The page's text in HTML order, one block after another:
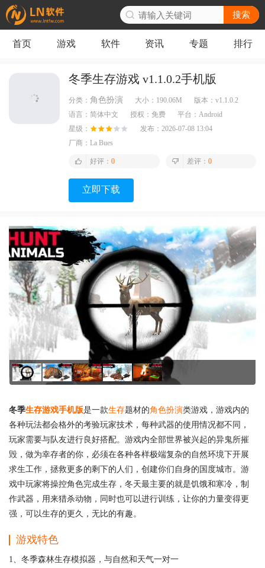
搜索
首页 游戏 软件 资讯 专题 排行
冬季生存游戏 v1.1.0.2手机版
分类： 角色扮演 大小： 190.06M 版本： v1.1.0.2
语言： 简体中文 授权： 免费 平台： Android
星级：
发布： 2026-07-08 13:04
厂商： La Bues
好评： 0 差评： 0
立即下载
冬季生存游戏手机版是一款生存题材的角色扮演类游戏，游戏内的
各种玩法都会格外的考验玩家技术，每种武器的使用情况都不同，
玩家需要与队友进行良好搭配。游戏内全部世界被兴起的异鬼所摧
毁，做为幸存者的你，必须在各种各样极端复杂的自然环境下开展
求生工作，拯救更多的剩下的人们，创建你们自身的国度城市。游
戏中玩家将操控角色完成生存，冬天最主要的就是饥饿和寒冷，制
作武器，用来猎杀动物，同时也可以进行训练，让你的力量变得更
强，可以生存的更久，无比的有趣。
游戏特色
1、冬季森林生存模拟器，与自然和天气一对一